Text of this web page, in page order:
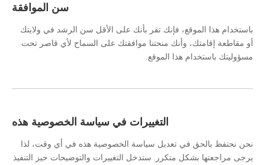
سن الموافقة
باستخدام هذا الموقع، فإنك تقر بأنك على الأقل سن الرشد في ولايتك
أو مقاطعة إقامتك، وأنك منحتنا موافقتك على السماح لأي قاصر تحت
مسؤوليتك باستخدام هذا الموقع.
التغييرات في سياسة الخصوصية هذه
نحن نحتفظ بالحق في تعديل سياسة الخصوصية هذه في أي وقت، لذا
يرجى مراجعتها بشكل متكرر. ستدخل التغييرات والتوضيحات حيز التنفيذ